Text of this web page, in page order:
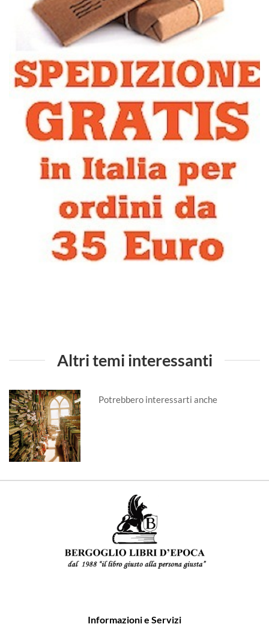
Altri temi interessanti
Potrebbero interessarti anche
Informazioni e Servizi